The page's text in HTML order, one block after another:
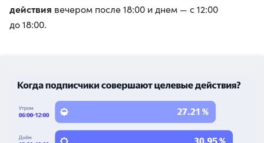
действия вечером после 18:00 и днем — с 12:00
до 18:00.